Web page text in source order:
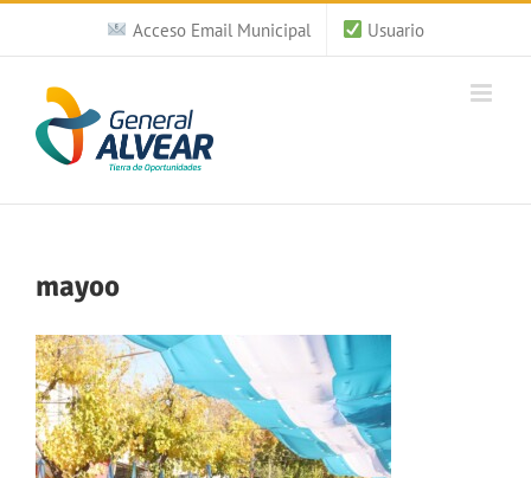
Saltar
contenido
Acceso Email Municipal Usuario
mayoo